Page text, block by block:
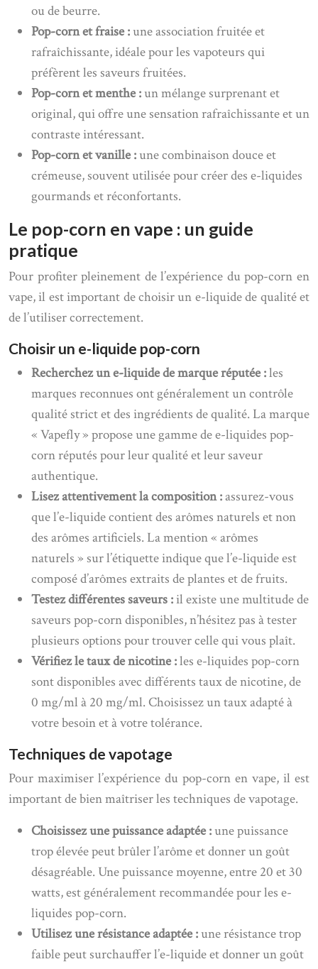
ou de beurre.
Pop-corn et fraise :une association fruitée et
rafraîchissante, idéale pour les vapoteurs qui
préfèrent les saveurs fruitées.
Pop-corn et menthe :un mélange surprenant et
original, qui offre une sensation rafraîchissante et un
contraste intéressant.
Pop-corn et vanille :une combinaison douce et
crémeuse, souvent utilisée pour créer des e-liquides
gourmands et réconfortants.
Le pop-corn en vape : un guide
pratique
Pour profiter pleinement de l’expérience du pop-corn en
vape, il est important de choisir un e-liquide de qualité et
de l’utiliser correctement.
Choisir un e-liquide pop-corn
Recherchez un e-liquide de marque réputée :les
marques reconnues ont généralement un contrôle
qualité strict et des ingrédients de qualité. La marque
« Vapefly » propose une gamme de e-liquides pop-
corn réputés pour leur qualité et leur saveur
authentique.
Lisez attentivement la composition :assurez-vous
que l’e-liquide contient des arômes naturels et non
des arômes artificiels. La mention « arômes
naturels » sur l’étiquette indique que l’e-liquide est
composé d’arômes extraits de plantes et de fruits.
Testez différentes saveurs :il existe une multitude de
saveurs pop-corn disponibles, n’hésitez pas à tester
plusieurs options pour trouver celle qui vous plaît.
Vérifiez le taux de nicotine :les e-liquides pop-corn
sont disponibles avec différents taux de nicotine, de
0 mg/ml à 20 mg/ml. Choisissez un taux adapté à
votre besoin et à votre tolérance.
Techniques de vapotage
Pour maximiser l’expérience du pop-corn en vape, il est
important de bien maîtriser les techniques de vapotage.
Choisissez une puissance adaptée :une puissance
trop élevée peut brûler l’arôme et donner un goût
désagréable. Une puissance moyenne, entre 20 et 30
watts, est généralement recommandée pour les e-
liquides pop-corn.
Utilisez une résistance adaptée :une résistance trop
faible peut surchauffer l’e-liquide et donner un goût